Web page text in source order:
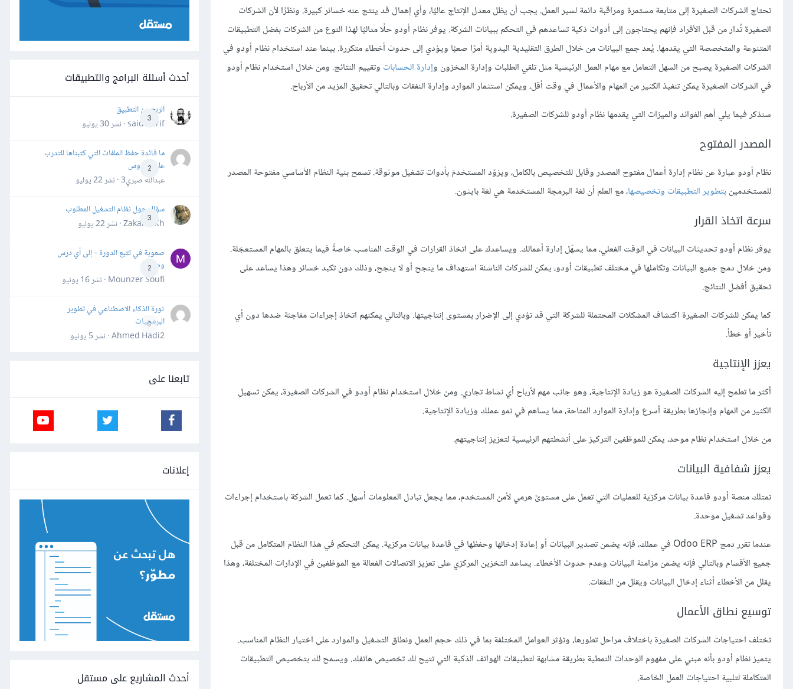
تحتاج الشركات الصغيرة إلى متابعة مستمرة ومراقبة دائمة لسير العمل. يجب أن يظل معدل الإنتاج عاليًا، وأي إهمال قد ينتج عنه خسائر كبيرة. ونظرًا لأن الشركات
الصغيرة تُدار من قبل الأفراد فإنهم يحتاجون إلى أدوات ذكية تساعدهم في التحكم ببيانات الشركة. يوفر نظام أودو حلًا مثاليًا لهذا النوع من الشركات بفضل التطبيقات
المتنوعة والمتخصصة التي يقدمها. يُعد جمع البيانات من خلال الطرق التقليدية اليدوية أمرًا صعبًا ويؤدي إلى حدوث أخطاء متكررة. بينما عند استخدام نظام أودو في
الشركات الصغيرة يصبح من السهل التعامل مع مهام العمل الرئيسية مثل تلقي الطلبات وإدارة المخزون وإدارة الحسابات وتقييم النتائج. ومن خلال استخدام نظام أودو
في الشركات الصغيرة يمكن تنفيذ الكثير من المهام والأعمال في وقت أقل، ويمكن استثمار الموارد وإدارة النفقات وبالتالي تحقيق المزيد من الأرباح.
سنذكر فيما يلي أهم الفوائد والميزات التي يقدمها نظام أودو للشركات الصغيرة.
المصدر المفتوح
نظام أودو عبارة عن نظام إدارة أعمال مفتوح المصدر وقابل للتخصيص بالكامل، ويزوّد المستخدمَ بأدوات تشغيل موثوقة. تسمح بنية النظام الأساسي مفتوحة المصدر
للمستخدمينبتطوير التطبيقات وتخصيصها، مع العلم أن لغة البرمجة المستخدمة هي لغة بايثون.
سرعة اتخاذ القرار
يوفر نظام أودو تحديثات البيانات في الوقت الفعلي، مما يسهّل إدارة أعمالك. ويساعدك على اتخاذ القرارات في الوقت المناسب خاصةً فيما يتعلق بالمهام المستعجَلة.
ومن خلال دمج جميع البيانات وتكاملها في مختلف تطبيقات أودو، يمكن للشركات الناشئة استهداف ما ينجح أو لا ينجح، وذلك دون تكبد خسائر وهذا يساعد على
تحقيق أفضل النتائج.
كما يمكن للشركات الصغيرة اكتشاف المشكلات المحتملة للشركة التي قد تؤدي إلى الإضرار بمستوى إنتاجيتها. وبالتالي يمكنهم اتخاذ إجراءات مفاجئة ضدها دون أي
تأخير أو خطأ.
يعزز الإنتاجية
أكثر ما تطمح إليه الشركات الصغيرة هو زيادة الإنتاجية، وهو جانب مهم لأرباح أي نشاط تجاري. ومن خلال استخدام نظام أودو في الشركات الصغيرة، يمكن تسهيل
الكثير من المهام وإنجازها بطريقة أسرع وإدارة الموارد المتاحة، مما يساهم في نمو عملك وزيادة الإنتاجية.
من خلال استخدام نظام موحد، يمكن للموظفين التركيز على أنشطتهم الرئيسية لتعزيز إنتاجيتهم.
يعزز شفافية البيانات
تمتلك منصة أودو قاعدة بيانات مركزية للعمليات التي تعمل على مستوىً هرمي لأمن المستخدم، مما يجعل تبادل المعلومات أسهل. كما تعمل الشركة باستخدام إجراءات
وقواعد تشغيل موحدة.
عندما تقرر دمج Odoo ERP في عملك، فإنه يضمن تصدير البيانات أو إعادة إدخالها وحفظها في قاعدة بيانات مركزية. يمكن التحكم في هذا النظام المتكامل من قبل
جميع الأقسام وبالتالي فإنه يضمن مزامنة البيانات وعدم حدوث الأخطاء. يساعد التخزين المركزي على تعزيز الاتصالات الفعالة مع الموظفين في الإدارات المختلفة، وهذا
يقلل من الأخطاء أثناء إدخال البيانات ويقلل من النفقات.
توسيع نطاق الأعمال
تختلف احتياجات الشركات الصغيرة باختلاف مراحل تطورها، وتؤثر العوامل المختلفة بما في ذلك حجم العمل ونطاق التشغيل والموارد على اختيار النظام المناسب.
يتميز نظام أودو بأنه مبني على مفهوم الوحدات النمطية بطريقة مشابهة لتطبيقات الهواتف الذكية التي تتيح لك تخصيص هاتفك. ويسمح لك بتخصيص التطبيقات
المتكاملة لتلبية احتياجات العمل الخاصة.
أحدث أسئلة البرامج والتطبيقات
3
الربح من التطبيق
said darif · نشر
30 يوليو
2
ما فائدة حفظ الملفات التي كتبناها للتدرب
على الدروس
عبدالله صبري3 · نشر
22 يوليو
3
سؤال حول نظام التشغيل المطلوب
Zakaria Kh · نشر
22 يوليو
2
صعوبة في تتبع الدورة - إلى أي درس
وصلت؟
Mounzer Soufi · نشر
16 يونيو
0
ثورة الذكاء الاصطناعي في تطوير
البرمجيات
Ahmed Hadi2 · نشر
5 يونيو
تابعنا على
إعلانات
أحدث المشاريع على مستقل